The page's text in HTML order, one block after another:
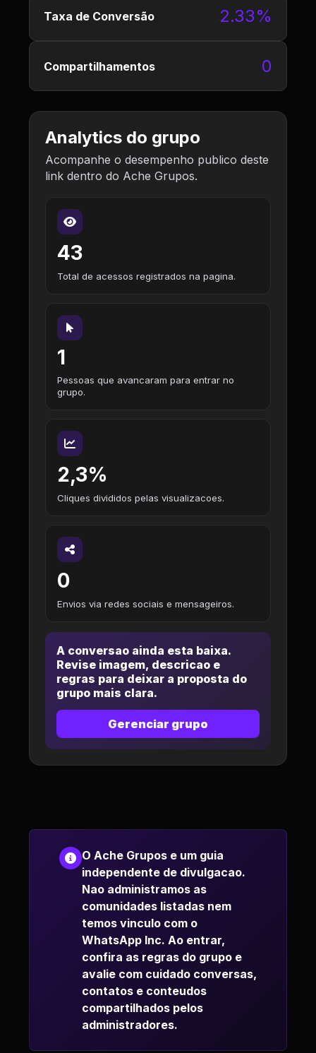
Taxa de Conversão 2.33%
Compartilhamentos 0
Analytics do grupo
Acompanhe o desempenho publico deste
link dentro do Ache Grupos.
43
Total de acessos registrados na pagina.
1
Pessoas que avancaram para entrar no
grupo.
2,3%
Cliques divididos pelas visualizacoes.
0
Envios via redes sociais e mensageiros.
A conversao ainda esta baixa.
Revise imagem, descricao e
regras para deixar a proposta do
grupo mais clara.
Gerenciar grupo
O Ache Grupos e um guia
independente de divulgacao.
Nao administramos as
comunidades listadas nem
temos vinculo com o
WhatsApp Inc. Ao entrar,
confira as regras do grupo e
avalie com cuidado conversas,
contatos e conteudos
compartilhados pelos
administradores.